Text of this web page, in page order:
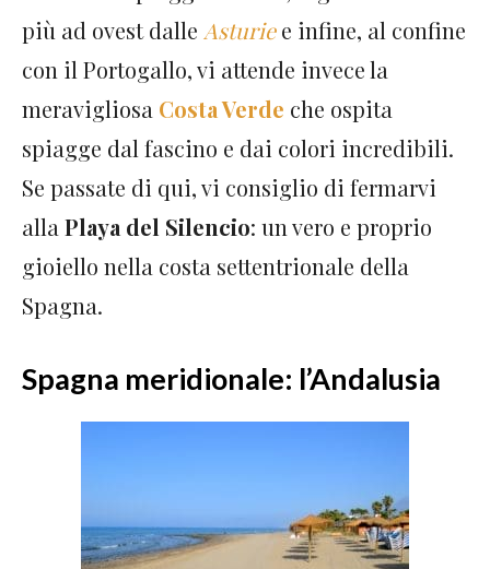
più ad ovest dalle Asturie e infine, al confine
con il Portogallo, vi attende invece la
meravigliosa Costa Verde che ospita
spiagge dal fascino e dai colori incredibili.
Se passate di qui, vi consiglio di fermarvi
alla Playa del Silencio: un vero e proprio
gioiello nella costa settentrionale della
Spagna.
Spagna meridionale: l’Andalusia